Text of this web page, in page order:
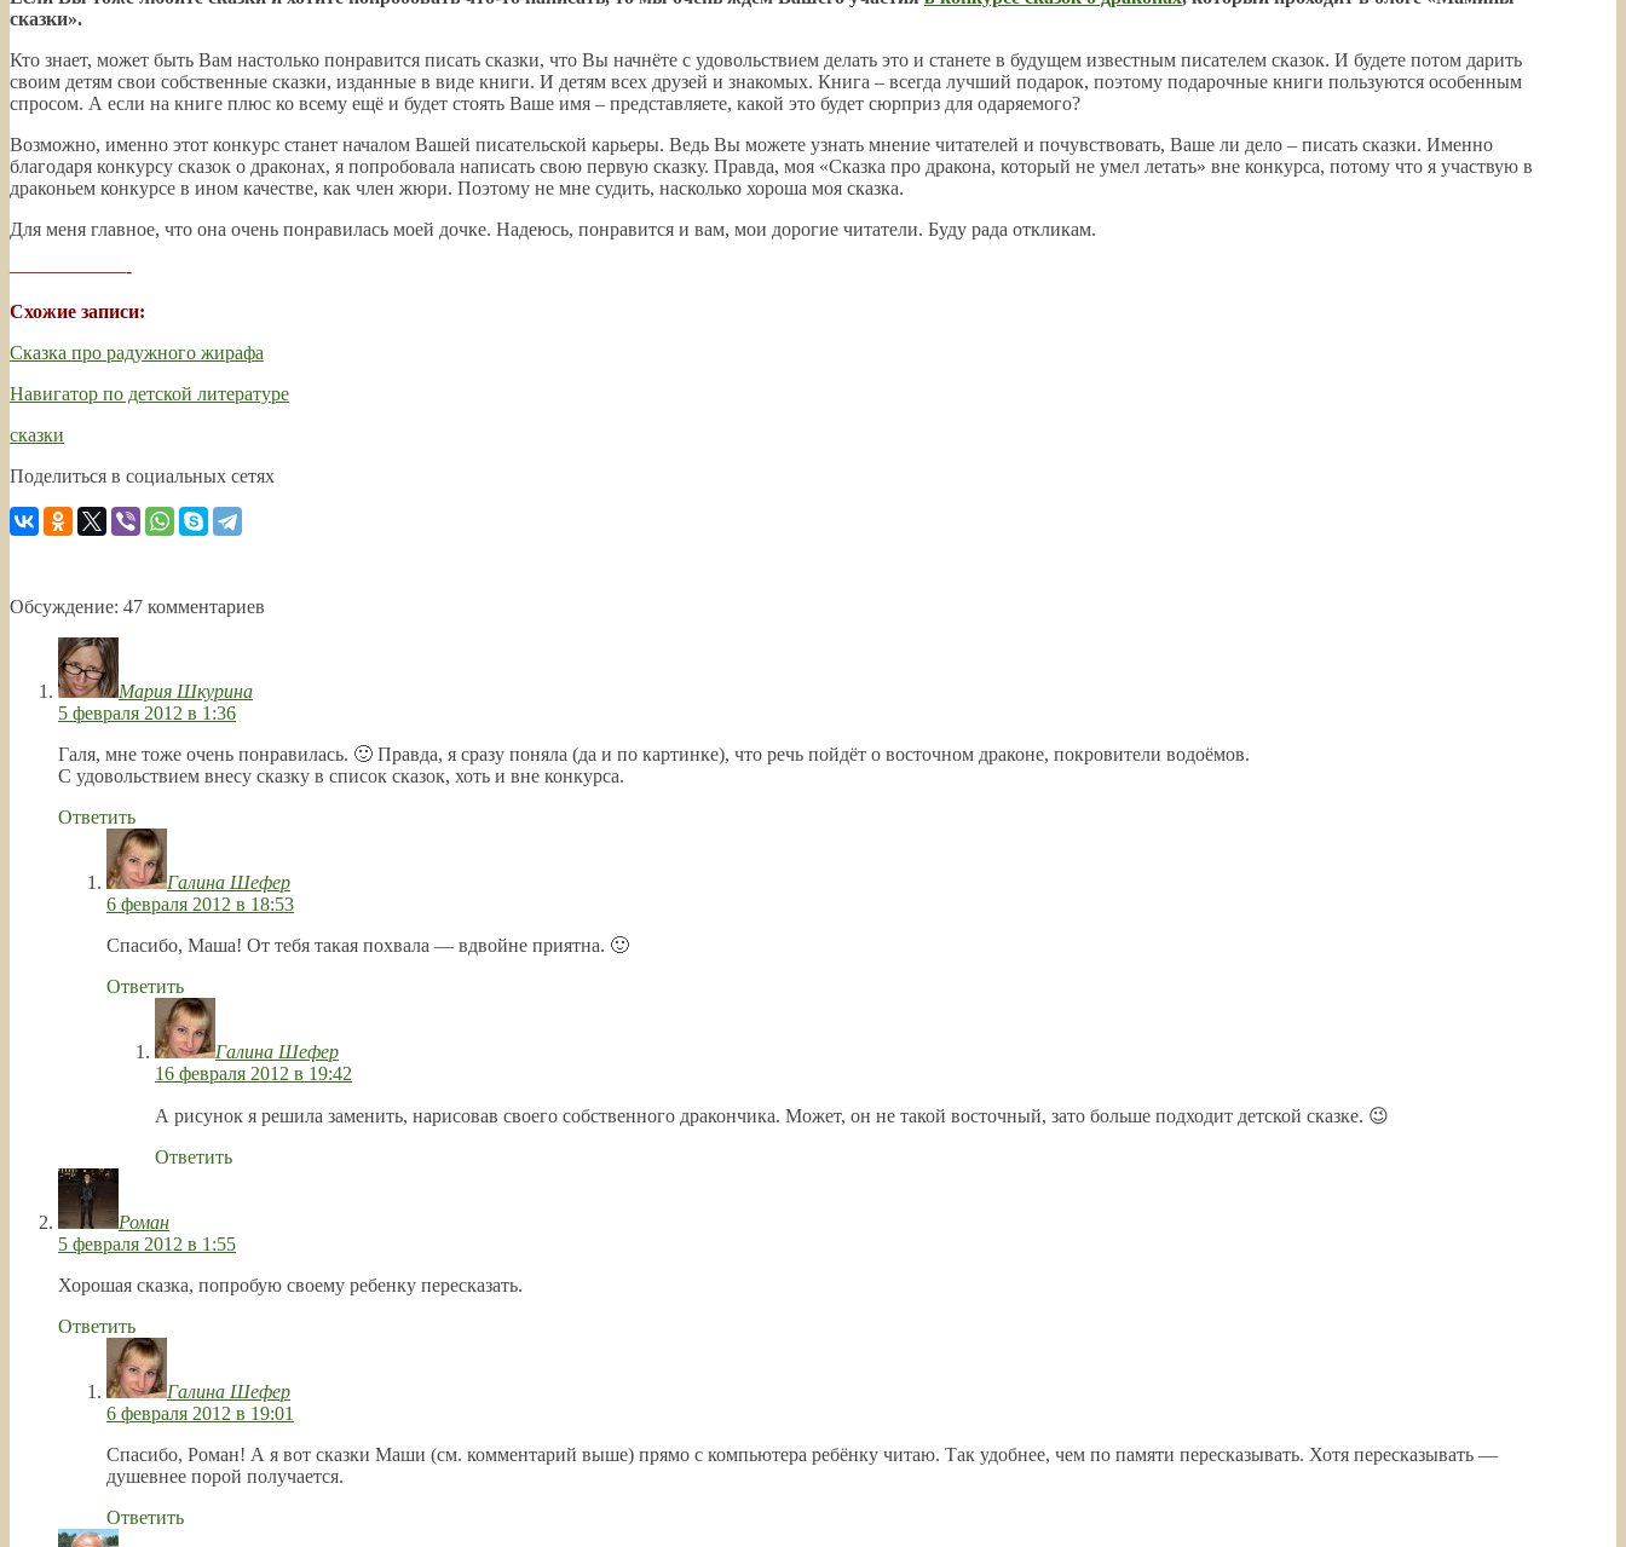
сказки».
Кто знает, может быть Вам настолько понравится писать сказки, что Вы начнёте с удовольствием делать это и станете в будущем известным писателем сказок. И будете потом дарить
своим детям свои собственные сказки, изданные в виде книги. И детям всех друзей и знакомых. Книга – всегда лучший подарок, поэтому подарочные книги пользуются особенным
спросом. А если на книге плюс ко всему ещё и будет стоять Ваше имя – представляете, какой это будет сюрприз для одаряемого?
Возможно, именно этот конкурс станет началом Вашей писательской карьеры. Ведь Вы можете узнать мнение читателей и почувствовать, Ваше ли дело – писать сказки. Именно
благодаря конкурсу сказок о драконах, я попробовала написать свою первую сказку. Правда, моя «Сказка про дракона, который не умел летать» вне конкурса, потому что я участвую в
драконьем конкурсе в ином качестве, как член жюри. Поэтому не мне судить, насколько хороша моя сказка.
Для меня главное, что она очень понравилась моей дочке. Надеюсь, понравится и вам, мои дорогие читатели. Буду рада откликам.
——————-
Схожие записи:
Сказка про радужного жирафа
Навигатор по детской литературе
сказки
Поделиться в социальных сетях
Обсуждение: 47 комментариев
Мария Шкурина
5 февраля 2012 в 1:36
Галя, мне тоже очень понравилась. 🙂 Правда, я сразу поняла (да и по картинке), что речь пойдёт о восточном драконе, покровители водоёмов.
С удовольствием внесу сказку в список сказок, хоть и вне конкурса.
Ответить
Галина Шефер
6 февраля 2012 в 18:53
Спасибо, Маша! От тебя такая похвала — вдвойне приятна. 🙂
Ответить
Галина Шефер
16 февраля 2012 в 19:42
А рисунок я решила заменить, нарисовав своего собственного дракончика. Может, он не такой восточный, зато больше подходит детской сказке. 😉
Ответить
Роман
5 февраля 2012 в 1:55
Хорошая сказка, попробую своему ребенку пересказать.
Ответить
Галина Шефер
6 февраля 2012 в 19:01
Спасибо, Роман! А я вот сказки Маши (см. комментарий выше) прямо с компьютера ребёнку читаю. Так удобнее, чем по памяти пересказывать. Хотя пересказывать —
душевнее порой получается.
Ответить